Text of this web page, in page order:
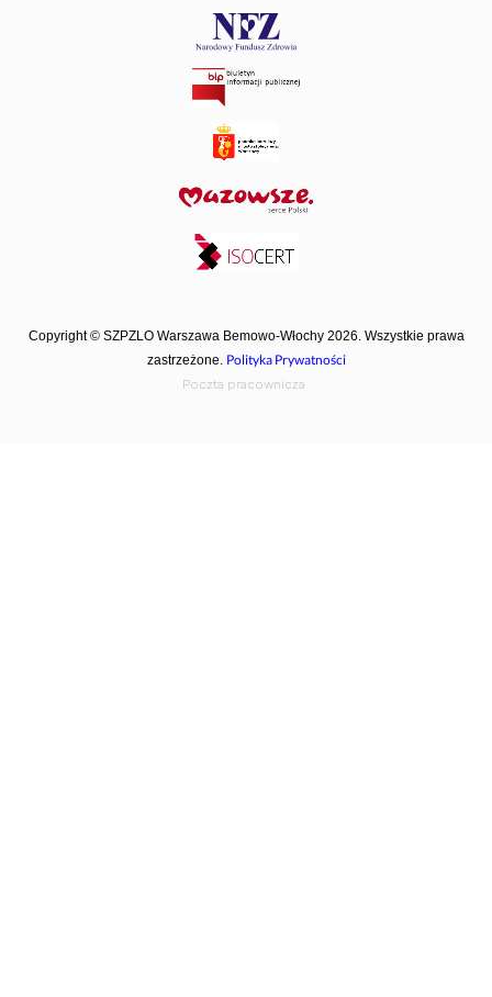
Copyright © SZPZLO Warszawa Bemowo-Włochy 2026. Wszystkie prawa
zastrzeżone. Polityka Prywatności
Poczta pracownicza